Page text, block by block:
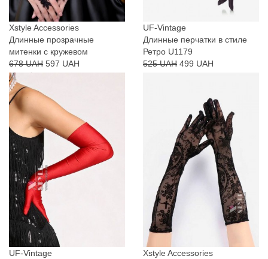
Xstyle Accessories
Длинные прозрачные
митенки с кружевом
678 UAH 597 UAH
UF-Vintage
Длинные перчатки в стиле
Ретро U1179
525 UAH 499 UAH
UF-Vintage
Xstyle Accessories